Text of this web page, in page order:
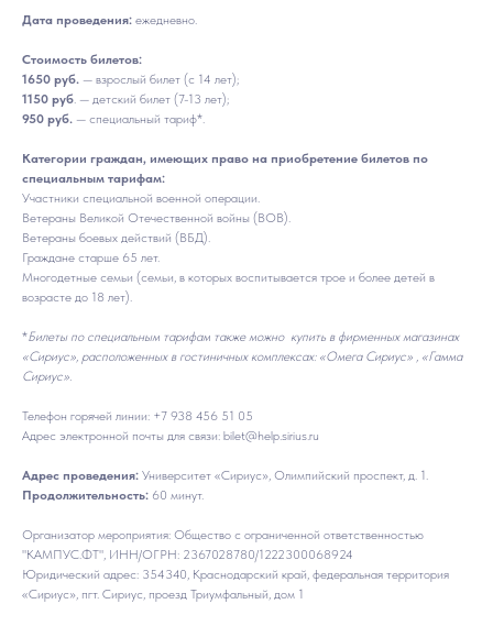
Дата проведения: ежедневно.
Стоимость билетов:
1650 руб. — взрослый билет (с 14 лет);
1150 руб. — детский билет (7-13 лет);
950 руб. — специальный тариф*.
Категории граждан, имеющих право на приобретение билетов по
специальным тарифам:
Участники специальной военной операции.
Ветераны Великой Отечественной войны (ВОВ).
Ветераны боевых действий (ВБД).
Граждане старше 65 лет.
Многодетные семьи (семьи, в которых воспитывается трое и более детей в
возрасте до 18 лет).
*Билеты по специальным тарифам также можно купить в фирменных магазинах
«Сириус», расположенных в гостиничных комплексах: «Омега Сириус» , «Гамма
Сириус».
Телефон горячей линии: +7 938 456 51 05
Адрес электронной почты для связи: bilet@help.sirius.ru
Адрес проведения: Университет «Сириус», Олимпийский проспект, д. 1.
Продолжительность: 60 минут.
Организатор мероприятия: Общество с ограниченной ответственностью
"КАМПУС.ФТ", ИНН/ОГРН: 2367028780/1222300068924
Юридический адрес: 354340, Краснодарский край, федеральная территория
«Сириус», пгт. Сириус, проезд Триумфальный, дом 1